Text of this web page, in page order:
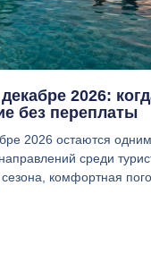
2026:
без переплаты
2026 остаются
среди
комфортная